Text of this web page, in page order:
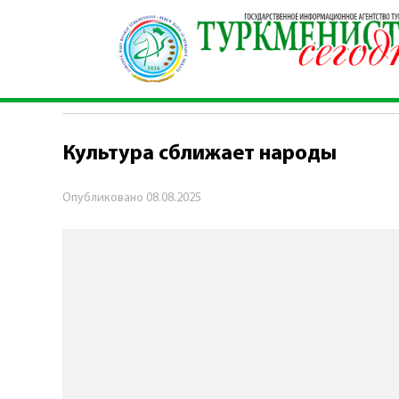
\ Культура \ Культура сближает
КУЛЬТУРА
Культура сближает народы
Опубликовано 08.08.2025